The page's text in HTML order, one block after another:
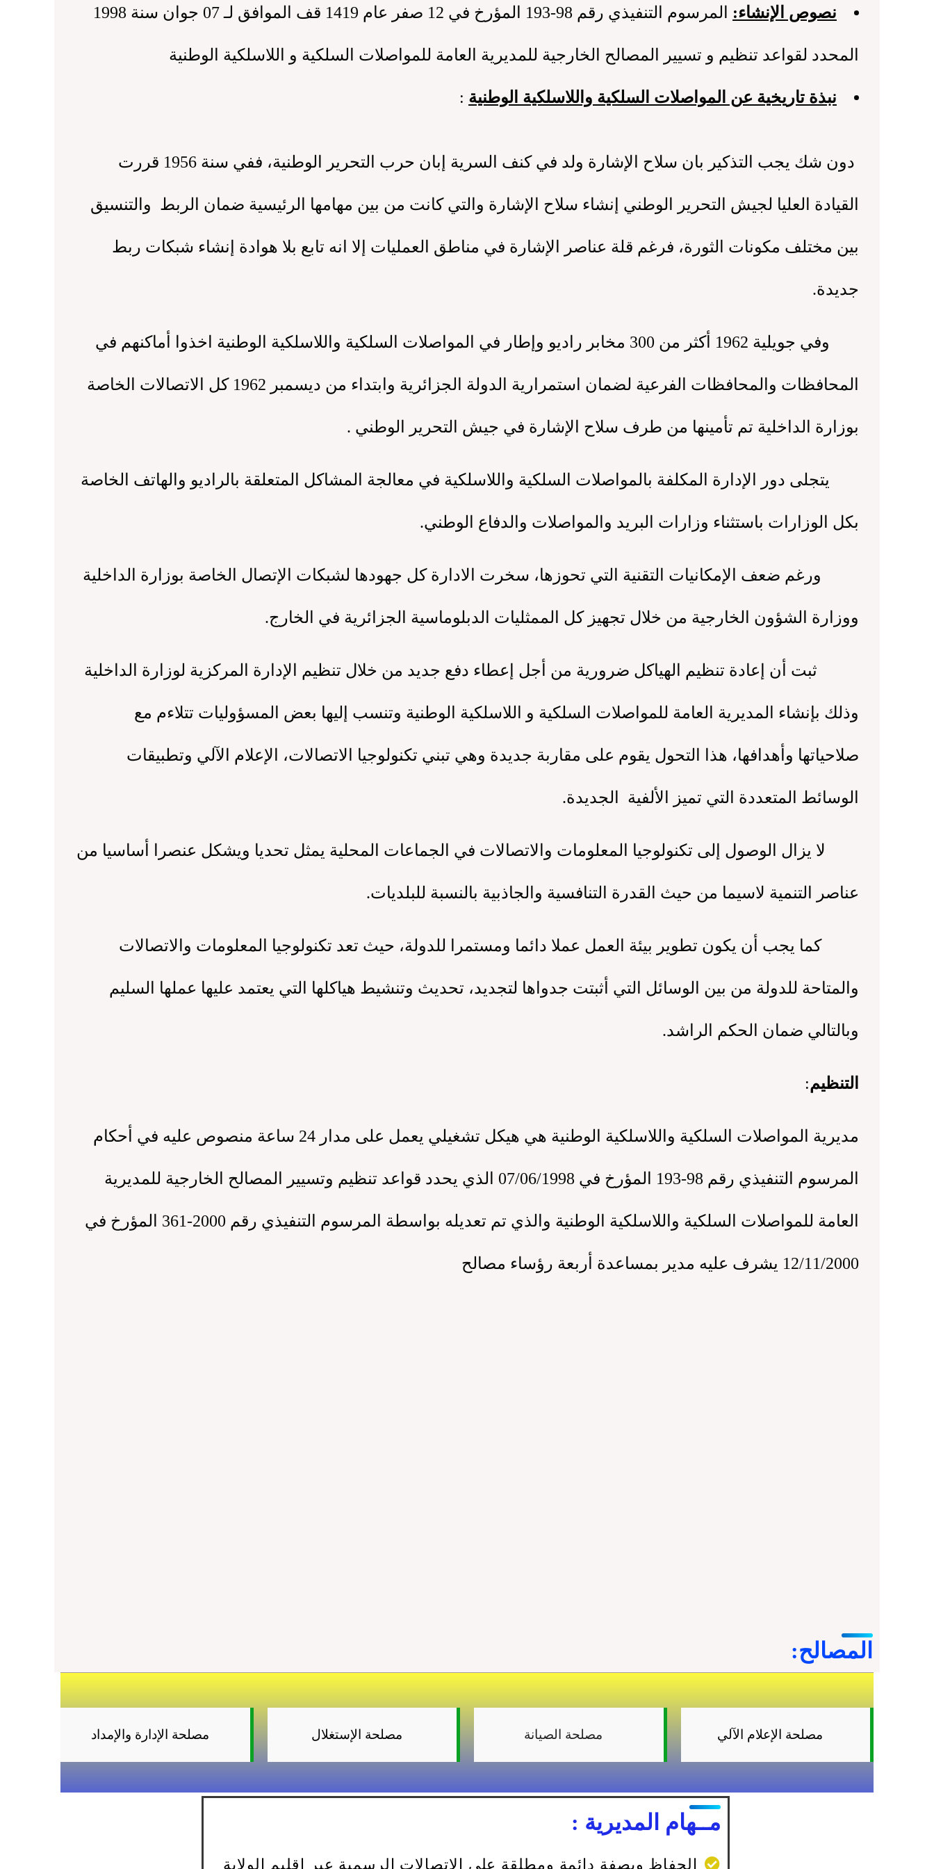
نصوص الإنشاء: المرسوم التنفيذي رقم 98-193 المؤرخ في 12 صفر عام 1419 قف الموافق لـ 07 جوان سنة 1998
المحدد لقواعد تنظيم و تسيير المصالح الخارجية للمديرية العامة للمواصلات السلكية و اللاسلكية الوطنية
نبذة تاريخية عن المواصلات السلكية واللاسلكية الوطنية :
دون شك يجب التذكير بان سلاح الإشارة ولد في كنف السرية إبان حرب التحرير الوطنية، ففي سنة 1956 قررت
القيادة العليا لجيش التحرير الوطني إنشاء سلاح الإشارة والتي كانت من بين مهامها الرئيسية ضمان الربط والتنسيق
بين مختلف مكونات الثورة، فرغم قلة عناصر الإشارة في مناطق العمليات إلا انه تابع بلا هوادة إنشاء شبكات ربط
جديدة.
وفي جويلية 1962 أكثر من 300 مخابر راديو وإطار في المواصلات السلكية واللاسلكية الوطنية اخذوا أماكنهم في
المحافظات والمحافظات الفرعية لضمان استمرارية الدولة الجزائرية وابتداء من ديسمبر 1962 كل الاتصالات الخاصة
بوزارة الداخلية تم تأمينها من طرف سلاح الإشارة في جيش التحرير الوطني .
يتجلى دور الإدارة المكلفة بالمواصلات السلكية واللاسلكية في معالجة المشاكل المتعلقة بالراديو والهاتف الخاصة
بكل الوزارات باستثناء وزارات البريد والمواصلات والدفاع الوطني.
ورغم ضعف الإمكانيات التقنية التي تحوزها، سخرت الادارة كل جهودها لشبكات الإتصال الخاصة بوزارة الداخلية
ووزارة الشؤون الخارجية من خلال تجهيز كل الممثليات الدبلوماسية الجزائرية في الخارج.
ثبت أن إعادة تنظيم الهياكل ضرورية من أجل إعطاء دفع جديد من خلال تنظيم الإدارة المركزية لوزارة الداخلية
وذلك بإنشاء المديرية العامة للمواصلات السلكية و اللاسلكية الوطنية وتنسب إليها بعض المسؤوليات تتلاءم مع
صلاحياتها وأهدافها، هذا التحول يقوم على مقاربة جديدة وهي تبني تكنولوجيا الاتصالات، الإعلام الآلي وتطبيقات
الوسائط المتعددة التي تميز الألفية الجديدة.
لا يزال الوصول إلى تكنولوجيا المعلومات والاتصالات في الجماعات المحلية يمثل تحديا ويشكل عنصرا أساسيا من
عناصر التنمية لاسيما من حيث القدرة التنافسية والجاذبية بالنسبة للبلديات.
كما يجب أن يكون تطوير بيئة العمل عملا دائما ومستمرا للدولة، حيث تعد تكنولوجيا المعلومات والاتصالات
والمتاحة للدولة من بين الوسائل التي أثبتت جدواها لتجديد، تحديث وتنشيط هياكلها التي يعتمد عليها عملها السليم
وبالتالي ضمان الحكم الراشد.
التنظيم:
مديرية المواصلات السلكية واللاسلكية الوطنية هي هيكل تشغيلي يعمل على مدار 24 ساعة منصوص عليه في أحكام
المرسوم التنفيذي رقم 98-193 المؤرخ في 07/06/1998 الذي يحدد قواعد تنظيم وتسيير المصالح الخارجية للمديرية
العامة للمواصلات السلكية واللاسلكية الوطنية والذي تم تعديله بواسطة المرسوم التنفيذي رقم 2000-361 المؤرخ في
12/11/2000 يشرف عليه مدير بمساعدة أربعة رؤساء مصالح
المصالح:
مصلحة الإعلام الآلي مصلحة الصيانة مصلحة الإستغلال مصلحة الإدارة والإمداد
مــهام المديرية :
الحفاظ وبصفة دائمة ومطلقة على الاتصالات الرسمية عبر إقليم الولاية